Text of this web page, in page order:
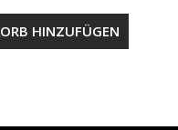
HINZUFÜGEN